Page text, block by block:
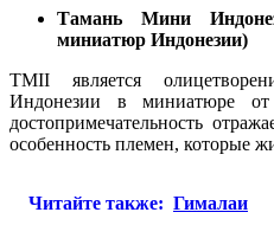
Тамань Мини
миниатюр Индонезии)
TMII является
Индонезии в миниатюре
достопримечательность
особенность племен, которые
Читайте также: Гималаи